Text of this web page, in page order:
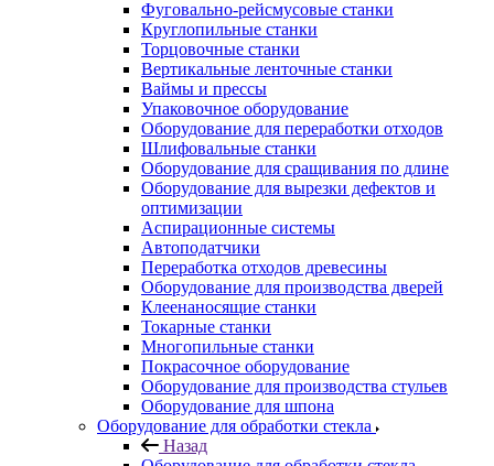
Фуговально-рейсмусовые станки
Круглопильные станки
Торцовочные станки
Вертикальные ленточные станки
Ваймы и прессы
Упаковочное оборудование
Оборудование для переработки отходов
Шлифовальные станки
Оборудование для сращивания по длине
Оборудование для вырезки дефектов и
оптимизации
Аспирационные системы
Автоподатчики
Переработка отходов древесины
Оборудование для производства дверей
Клеенаносящие станки
Токарные станки
Многопильные станки
Покрасочное оборудование
Оборудование для производства стульев
Оборудование для шпона
Оборудование для обработки стекла
Назад